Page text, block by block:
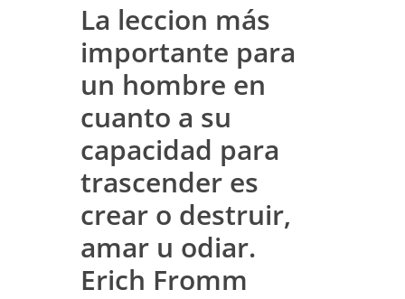
La leccion más
importante para
un hombre en
cuanto a su
capacidad para
trascender es
crear o destruir,
amar u odiar.
Erich Fromm